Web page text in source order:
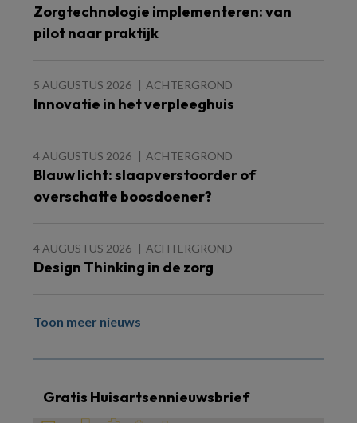
Zorgtechnologie implementeren: van
pilot naar praktijk
5 AUGUSTUS 2026 ACHTERGROND
Innovatie in het verpleeghuis
4 AUGUSTUS 2026 ACHTERGROND
Blauw licht: slaapverstoorder of
overschatte boosdoener?
4 AUGUSTUS 2026 ACHTERGROND
Design Thinking in de zorg
Toon meer nieuws
Gratis Huisartsennieuwsbrief